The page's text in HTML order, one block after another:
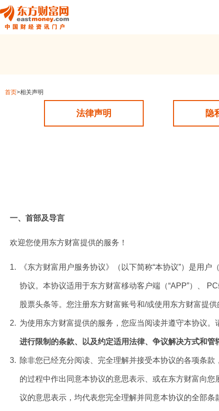
首页>相关声明
法律声明 隐
一、首部及导言
欢迎您使用东方财富提供的服务！
1. 《东方财富用户服务协议》（以下简称“本协议”）是用
协议。本协议适用于东方财富移动客户端（“APP”）、
股票头条等。您注册东方财富账号和/或使用东方财富提
2. 为使用东方财富提供的服务，您应当阅读并遵守本协议
进行限制的条款、以及约定适用法律、争议解决方式和
3. 除非您已经充分阅读、完全理解并接受本协议的各项条
的过程中作出同意本协议的意思表示、或在东方财富向
议的意思表示，均代表您完全理解并同意本协议的全部条